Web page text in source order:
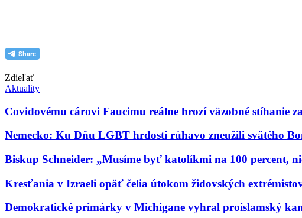
Zdieľať
Aktuality
Covidovému cárovi Faucimu reálne hrozí väzobné stíhanie
Nemecko: Ku Dňu LGBT hrdosti rúhavo zneužili svätého
Biskup Schneider: „Musíme byť katolíkmi na 100 percent,
Kresťania v Izraeli opäť čelia útokom židovských
Demokratické primárky v Michigane vyhral proislamský